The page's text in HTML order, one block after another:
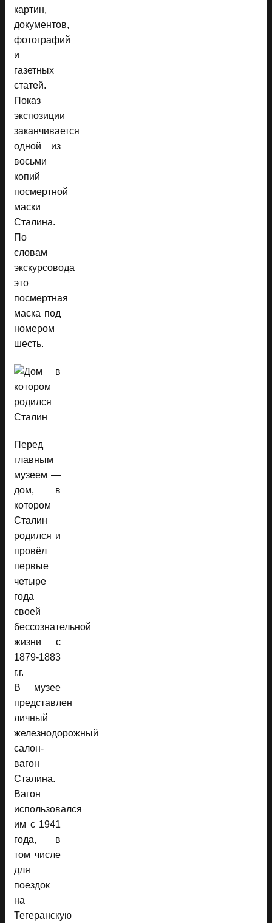
картин,
документов,
фотографий
и
газетных
статей.
Показ
экспозиции
заканчивается
одной из
восьми
копий
посмертной
маски
Сталина.
По
словам
экскурсовода
это
посмертная
маска под
номером
шесть.
Перед
главным
музеем —
дом, в
котором
Сталин
родился и
провёл
первые
четыре
года
своей
бессознательной
жизни с
1879-1883
г.г.
В музее
представлен
личный
железнодорожный
салон-
вагон
Сталина.
Вагон
использовался
им с 1941
года, в
том числе
для
поездок
на
Тегеранскую